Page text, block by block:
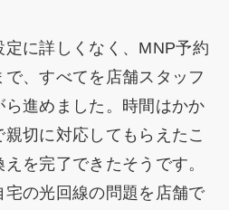
に詳しくなく、MNP予約
、すべてを店舗スタッフ
進めました。時間はかか
切に対応してもらえたこ
を完了できたそうです。
宅の光回線の問題を店舗で